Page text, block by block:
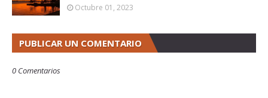
Octubre 01, 2023
PUBLICAR UN COMENTARIO
0 Comentarios